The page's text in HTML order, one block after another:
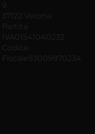
9
37122 Verona
Partita
IVA01541040232
Codice
Fiscale93009870234